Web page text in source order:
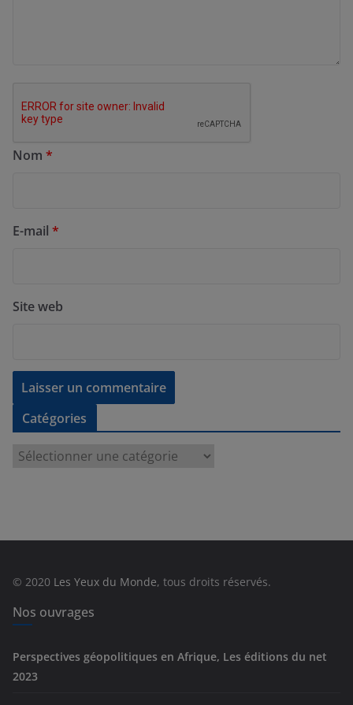
Nom *
E-mail *
Site web
Catégories
e
© 2020 Les Yeux du Monde, tous droits réservés.
Nos ouvrages
Perspectives géopolitiques en Afrique, Les éditions du net
2023